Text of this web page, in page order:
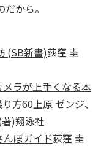
から。
(SB新書)荻窪 圭
ラが上手くなる本
方60 上原 ゼンジ、
)翔泳社
ぽガイド荻窪 圭